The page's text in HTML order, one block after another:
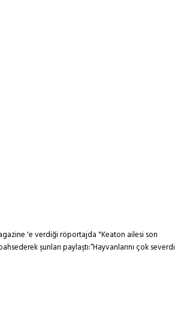
'e verdiği röportajda "Keaton ailesi son
şunları paylaştı:“Hayvanlarını çok severdi